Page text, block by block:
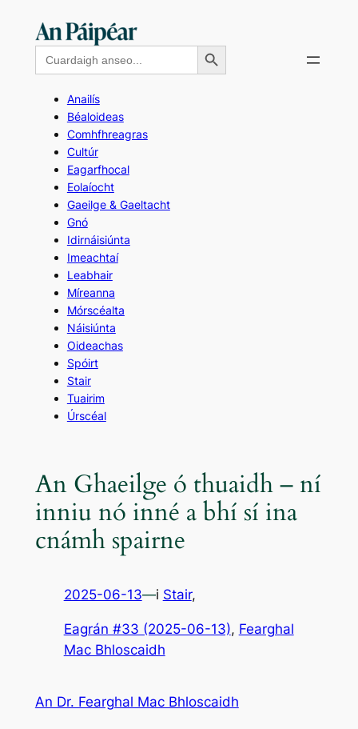
contentSearch
for:
Search Button
Anailís
Béaloideas
Comhfhreagras
Cultúr
Eagarfhocal
Eolaíocht
Gaeilge & Gaeltacht
Gnó
Idirnáisiúnta
Imeachtaí
Leabhair
Míreanna
Mórscéalta
Náisiúnta
Oideachas
Spóirt
Stair
Tuairim
Úrscéal
An Ghaeilge ó thuaidh – ní
inniu nó inné a bhí sí ina
cnámh spairne
2025-06-13—i Stair,
Eagrán #33 (2025-06-13), Fearghal
Mac Bhloscaidh
An Dr. Fearghal Mac Bhloscaidh